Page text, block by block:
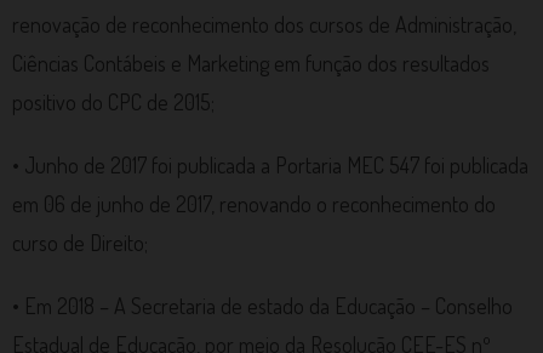
renovação de reconhecimento dos cursos de Administração,
Ciências Contábeis e Marketing em função dos resultados
positivo do CPC de 2015;
• Junho de 2017 foi publicada a Portaria MEC 547 foi publicada
em 06 de junho de 2017, renovando o reconhecimento do
curso de Direito;
• Em 2018 – A Secretaria de estado da Educação – Conselho
Estadual de Educação, por meio da Resolução CEE-ES nº